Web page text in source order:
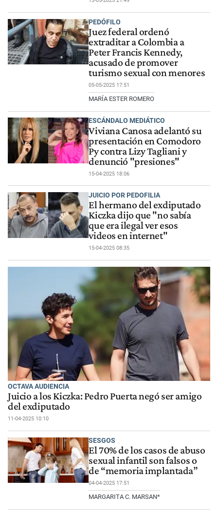
PEDÓFILO
Juez federal ordenó
extraditar a Colombia a
Peter Francis Kennedy,
acusado de promover
turismo sexual con menores
05-05-2025 17:51
MARÍA ESTER ROMERO
ESCÁNDALO MEDIÁTICO
Viviana Canosa adelantó su
presentación en Comodoro
Py contra Lizy Tagliani y
denunció "presiones"
15-04-2025 18:06
JUICIO POR PEDOFILIA
El hermano del exdiputado
Kiczka dijo que "no sabía
que era ilegal ver esos
videos en internet"
15-04-2025 08:35
OCTAVA AUDIENCIA
Juicio a los Kiczka: Pedro Puerta negó ser amigo
del exdiputado
11-04-2025 10:10
SESGOS
El 70% de los casos de abuso
sexual infantil son falsos o
de “memoria implantada”
04-04-2025 17:51
MARGARITA C. MARSAN*